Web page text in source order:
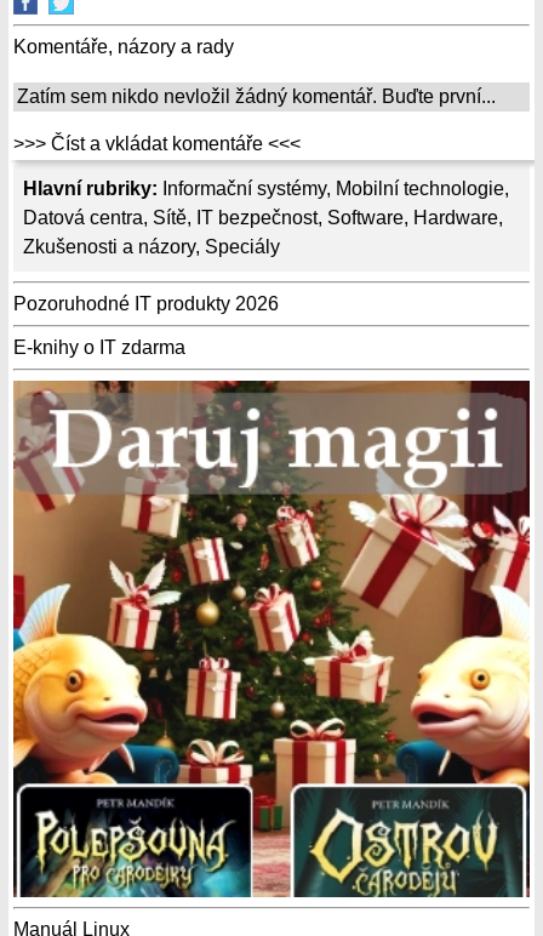
Hlavní rubriky: Informační systémy, Mobilní technologie,
Datová centra, Sítě, IT bezpečnost, Software, Hardware,
Zkušenosti a názory, Speciály
Pozoruhodné IT produkty 2026
E-knihy o IT zdarma
Manuál Linux
Komentáře, názory a rady
Zatím sem nikdo nevložil žádný komentář. Buďte první...
>>> Číst a vkládat komentáře <<<